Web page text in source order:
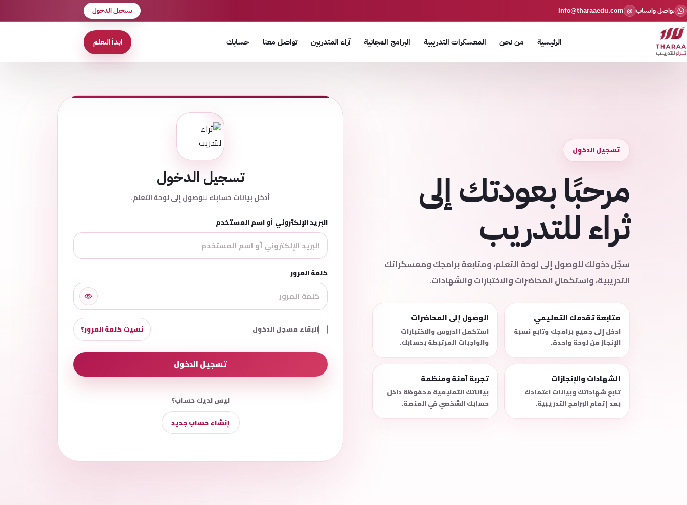
تواصل واتساب @
info@tharaaedu.com تسجيل الدخول
الرئيسية من نحن المعسكرات التدريبية البرامج المجانية آراء المتدربين تواصل معنا حسابك ابدأ التعلم
تسجيل الدخول
أدخل بيانات حسابك للوصول إلى لوحة التعلم.
البريد الإلكتروني أو اسم المستخدم
كلمة المرور
البقاء مسجل الدخول نسيت كلمة المرور؟
تسجيل الدخول
ليس لديك حساب؟
إنشاء حساب جديد
تسجيل الدخول
مرحبًا بعودتك إلى
ثراء للتدريب
سجّل دخولك للوصول إلى لوحة التعلم، ومتابعة برامجك ومعسكراتك
التدريبية، واستكمال المحاضرات والاختبارات والشهادات.
متابعة تقدمك التعليمي
ادخل إلى جميع برامجك وتابع نسبة
الإنجاز من لوحة واحدة.
الوصول إلى المحاضرات
استكمل الدروس والاختبارات
والواجبات المرتبطة بحسابك.
الشهادات والإنجازات
تابع شهاداتك وبيانات اعتمادك
بعد إتمام البرامج التدريبية.
تجربة آمنة ومنظمة
بياناتك التعليمية محفوظة داخل
حسابك الشخصي في المنصة.